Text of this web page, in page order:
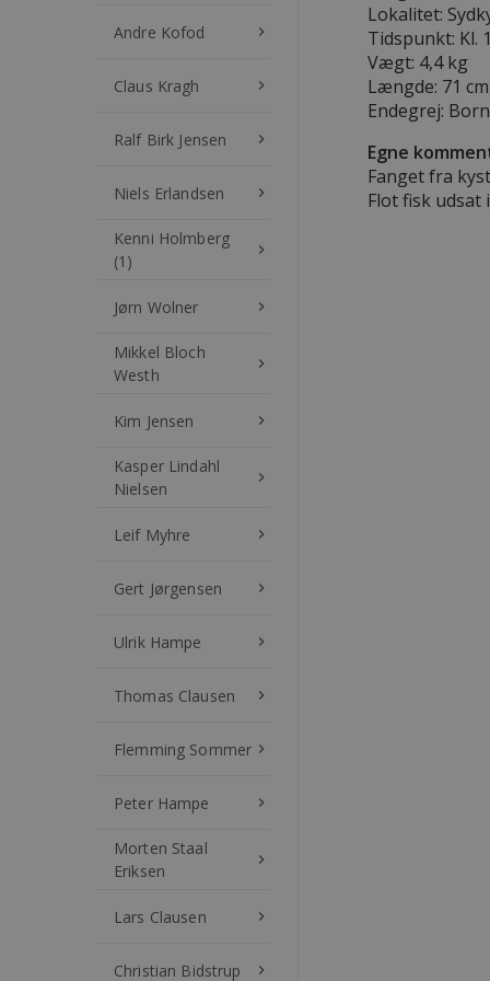
Andre Kofod keyboard_arrow_right
Claus Kragh keyboard_arrow_right
Ralf Birk Jensen keyboard_arrow_right
Niels Erlandsen keyboard_arrow_right
Kenni Holmberg
(1)
keyboard_arrow_right
Jørn Wolner keyboard_arrow_right
Mikkel Bloch
Westh
keyboard_arrow_right
Kim Jensen keyboard_arrow_right
Kasper Lindahl
Nielsen
keyboard_arrow_right
Leif Myhre keyboard_arrow_right
Gert Jørgensen keyboard_arrow_right
Ulrik Hampe keyboard_arrow_right
Thomas Clausen keyboard_arrow_right
Flemming Sommer keyboard_arrow_right
Peter Hampe keyboard_arrow_right
Morten Staal
Eriksen
keyboard_arrow_right
Lars Clausen keyboard_arrow_right
Christian Bidstrup keyboard_arrow_right
Lokalitet:
Tidspunkt: Kl.
Vægt: 4,4 kg
Længde: 71 cm
Endegrej:
Egne
Fanget fra
Flot fisk udsat